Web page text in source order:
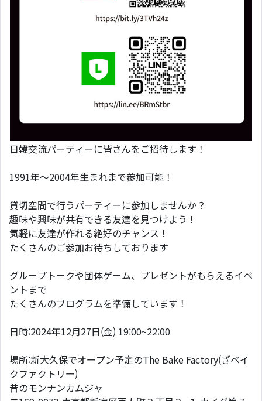
日韓交流パーティーに皆さんをご招待します！
1991年〜2004年生まれまで参加可能！
貸切空間で行うパーティーに参加しませんか？
趣味や興味が共有できる友達を見つけよう！
気軽に友達が作れる絶好のチャンス！
たくさんのご参加お待ちしております
グループトークや団体ゲーム、プレゼントがもらえるイベ
ントまで
たくさんのプログラムを準備しています！
日時:2024年12月27日(金) 19:00~22:00
場所:新大久保でオープン予定のThe Bake Factory(ざベイ
クファクトリー)
昔のモンナンカムジャ